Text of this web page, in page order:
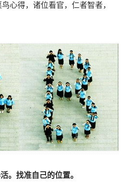
心得，诸位看官，仁者智者，
。找准自己的位置。